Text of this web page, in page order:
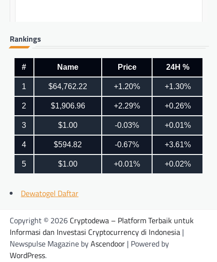
Rankings
Dewatogel Daftar
Copyright © 2026 Cryptodewa – Platform Terbaik untuk
Informasi dan Investasi Cryptocurrency di Indonesia |
Newspulse Magazine byAscendoor | Powered by
WordPress.